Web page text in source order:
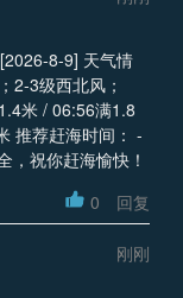
8-9] 天气情
2-3级西北风；
米 / 06:56满1.8
推荐赶海时间： -
，祝你赶海愉快！
0 回复
刚刚